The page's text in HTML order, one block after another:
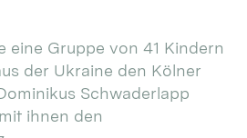
eine Gruppe von 41 Kindern
der Ukraine den Kölner
Schwaderlapp
ihnen den